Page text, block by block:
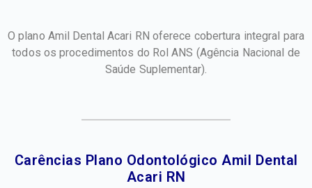
O plano Amil Dental Acari RN oferece cobertura integral para
todos os procedimentos do Rol ANS (Agência Nacional de
Saúde Suplementar).
Carências Plano Odontológico Amil Dental
Acari RN​